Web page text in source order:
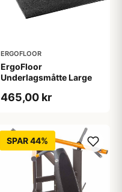
ERGOFLOOR
ErgoFloor
Underlagsmåtte Large
465,00 kr
SPAR 44%